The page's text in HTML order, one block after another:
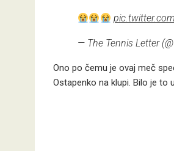
— The Tennis Letter
Ono po čemu je ovaj meč
Ostapenko na klupi. Bilo je to